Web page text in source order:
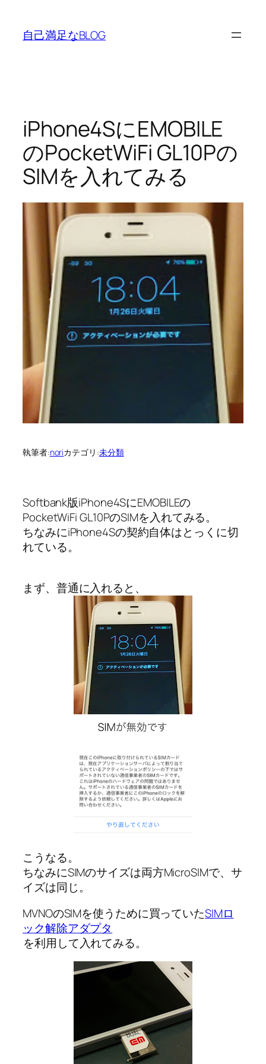
自己満足なBLOG
iPhone4SにEMOBILE
のPocketWiFi GL10Pの
SIMを入れてみる
執筆者:noriカテゴリ:未分類
Softbank版iPhone4SにEMOBILEの
PocketWiFi GL10PのSIMを入れてみる。
ちなみにiPhone4Sの契約自体はとっくに切
れている。
まず、普通に入れると、
こうなる。
ちなみにSIMのサイズは両方MicroSIMで、サ
イズは同じ。
MVNOのSIMを使うために買っていたSIMロ
ック解除アダプタ
を利用して入れてみる。